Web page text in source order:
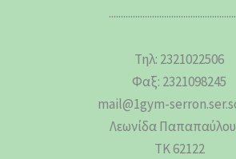
Τηλ: 2321022506
Φαξ: 2321098245
mail@1gym-
Λεωνίδα
ΤΚ 62122